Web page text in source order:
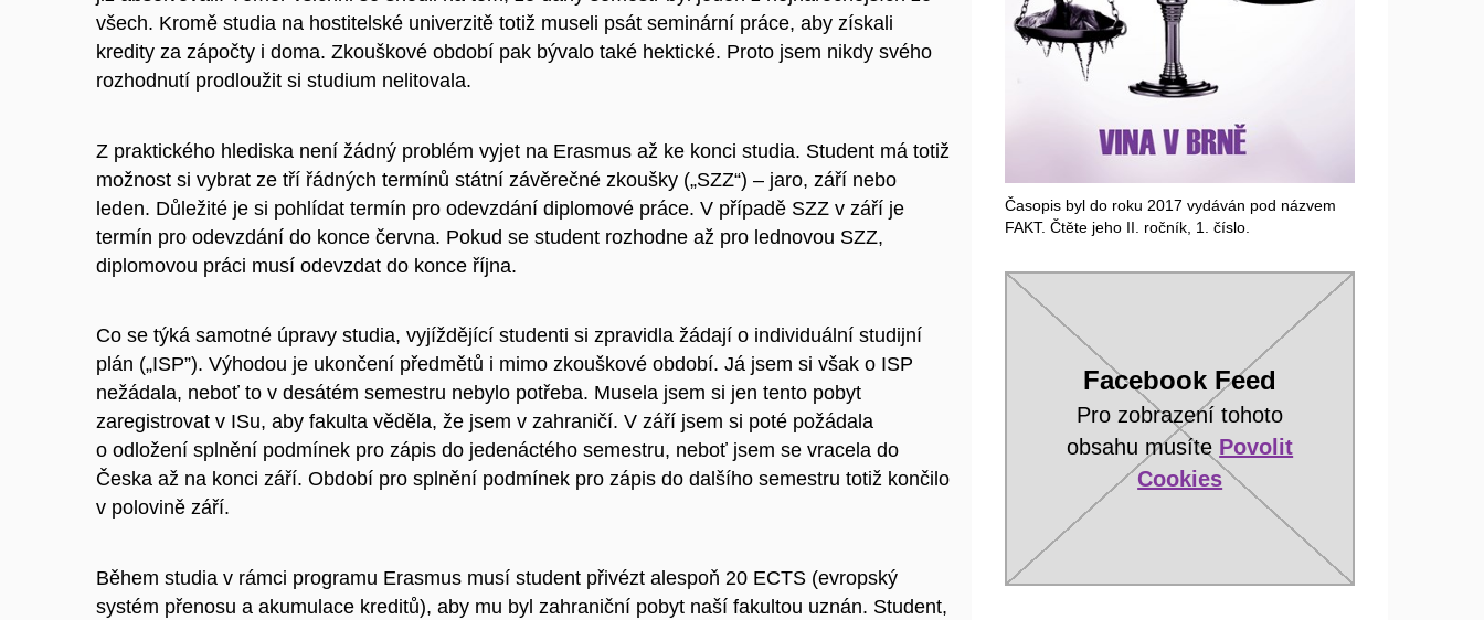
všech. Kromě studia na hostitelské univerzitě totiž museli psát seminární práce, aby získali
kredity za zápočty i doma. Zkouškové období pak bývalo také hektické. Proto jsem nikdy svého
rozhodnutí prodloužit si studium nelitovala.
Z praktického hlediska není žádný problém vyjet na Erasmus až ke konci studia. Student má totiž
možnost si vybrat ze tří řádných termínů státní závěrečné zkoušky („SZZ“) – jaro, září nebo
leden. Důležité je si pohlídat termín pro odevzdání diplomové práce. V případě SZZ v září je
termín pro odevzdání do konce června. Pokud se student rozhodne až pro lednovou SZZ,
diplomovou práci musí odevzdat do konce října.
Co se týká samotné úpravy studia, vyjíždějící studenti si zpravidla žádají o individuální studijní
plán („ISP”). Výhodou je ukončení předmětů i mimo zkouškové období. Já jsem si však o ISP
nežádala, neboť to v desátém semestru nebylo potřeba. Musela jsem si jen tento pobyt
zaregistrovat v ISu, aby fakulta věděla, že jsem v zahraničí. V září jsem si poté požádala
o odložení splnění podmínek pro zápis do jedenáctého semestru, neboť jsem se vracela do
Česka až na konci září. Období pro splnění podmínek pro zápis do dalšího semestru totiž končilo
v polovině září.
Během studia v rámci programu Erasmus musí student přivézt alespoň 20 ECTS (evropský
systém přenosu a akumulace kreditů), aby mu byl zahraniční pobyt naší fakultou uznán. Student,
Časopis byl do roku 2017 vydáván pod názvem
FAKT. Čtěte jeho II. ročník, 1. číslo.
Facebook Feed
Pro zobrazení tohoto
obsahu musíte Povolit
Cookies